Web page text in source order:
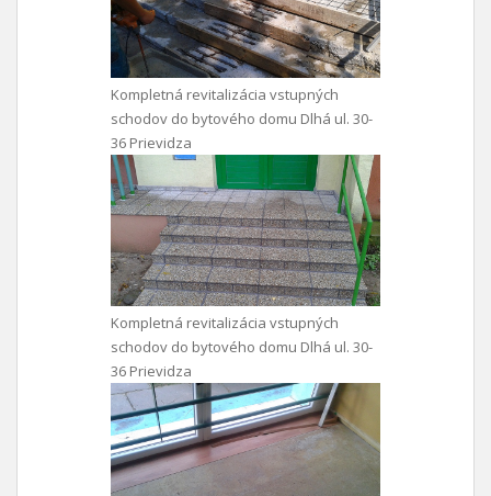
Kompletná revitalizácia vstupných
schodov do bytového domu Dlhá ul. 30-
36 Prievidza
Kompletná revitalizácia vstupných
schodov do bytového domu Dlhá ul. 30-
36 Prievidza